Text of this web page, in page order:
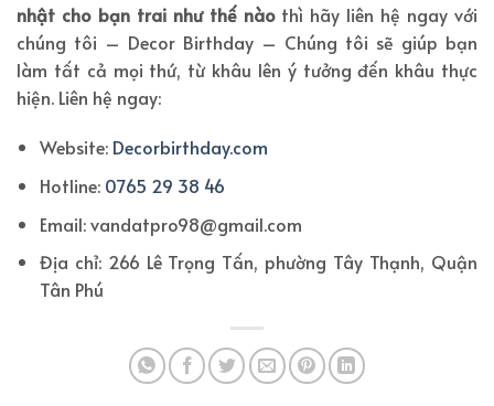
nhật cho bạn trai như thế nào thì hãy liên hệ ngay với
chúng tôi – Decor Birthday – Chúng tôi sẽ giúp bạn
làm tất cả mọi thứ, từ khâu lên ý tưởng đến khâu thực
hiện. Liên hệ ngay:
Website: Decorbirthday.com
Hotline: 0765 29 38 46
Email: vandatpro98@gmail.com
Địa chỉ: 266 Lê Trọng Tấn, phường Tây Thạnh, Quận
Tân Phú